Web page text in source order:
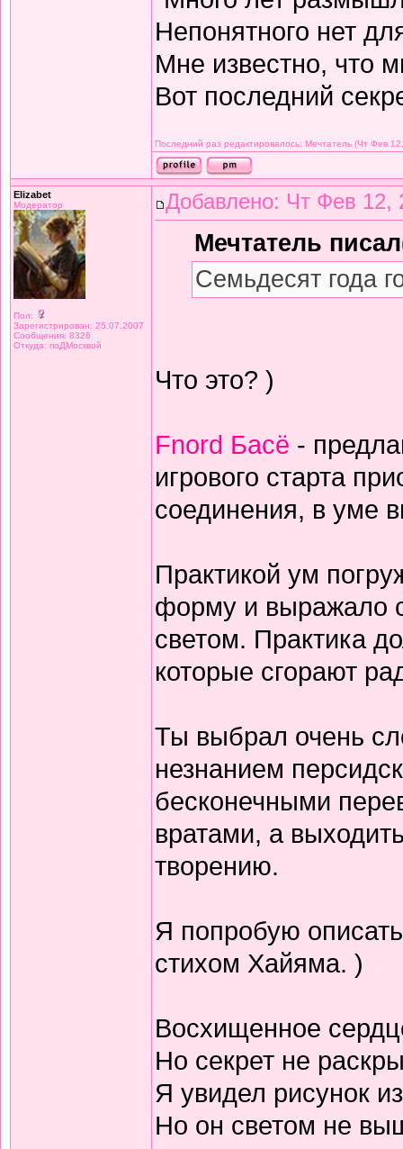
Непонятного нет
Мне известно, что
Вот последний
Последний раз редактировалось: Мечтатель (Чт Фев
Elizabet
Модератор
Пол:
Зарегистрирован: 25.07.2007
Сообщения: 8326
Откуда: поДМосквой
Добавлено: Чт Фев 12,
Мечтатель
Семьдесят года
Что это? )
Fnord Басё -
игрового старта
соединения, в уме
Практикой ум
форму и выражало
светом. Практика
которые сгорают
Ты выбрал очень
незнанием
бесконечными
вратами, а
творению.
Я попробую
стихом Хайяма. )
Восхищенное
Но секрет не
Я увидел рисунок
Но он светом не